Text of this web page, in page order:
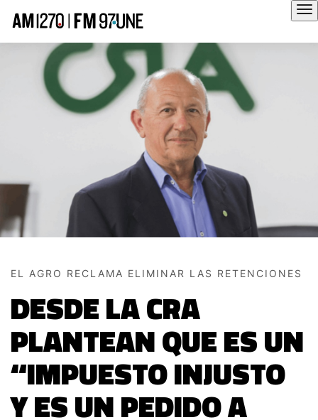
EL AGRO RECLAMA ELIMINAR LAS RETENCIONES
DESDE LA CRA
PLANTEAN QUE ES UN
“IMPUESTO INJUSTO
Y ES UN PEDIDO A